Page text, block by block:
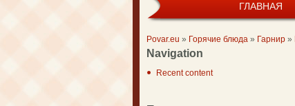
Main menu
ГЛАВНАЯ
You are here
Povar.eu » Горячие блюда » Гарнир »
Navigation
Recent content